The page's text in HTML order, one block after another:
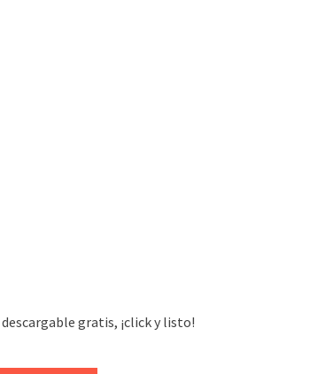
gratis, ¡click y listo!